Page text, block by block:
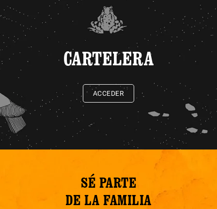
CARTELERA
ACCEDER
SÉ PARTE
DE LA FAMILIA